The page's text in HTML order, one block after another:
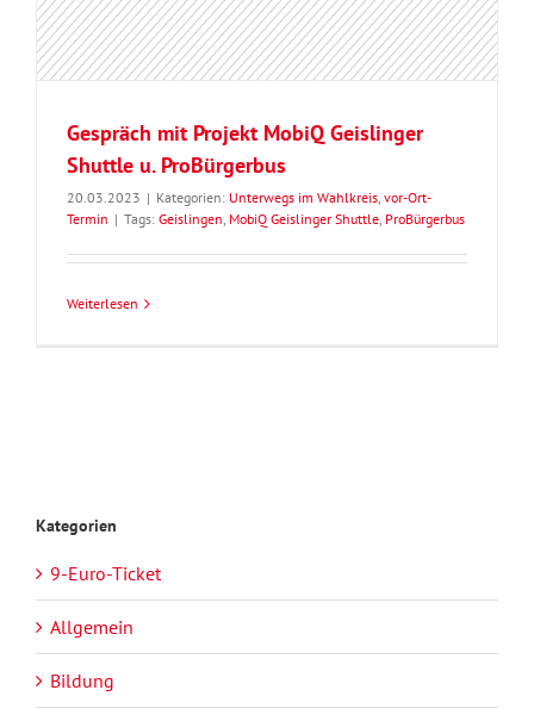
Gespräch mit Projekt MobiQ Geislinger
Shuttle u. ProBürgerbus
20.03.2023 | Kategorien: Unterwegs im Wahlkreis, vor-Ort-
Termin | Tags: Geislingen, MobiQ Geislinger Shuttle, ProBürgerbus
Weiterlesen
Kategorien
9-Euro-Ticket
Allgemein
Bildung